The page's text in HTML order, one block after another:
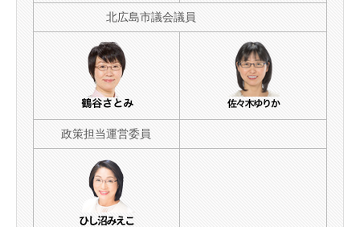
北広島市議会議員
政策担当運営委員